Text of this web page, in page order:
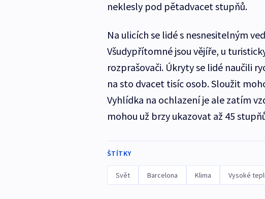
neklesly pod pětadvacet stupňů.
Na ulicích se lidé s nesnesitelným
Všudypřítomné jsou vějíře, u
rozprašovači. Úkryty se lidé naučili
na sto dvacet tisíc osob. Sloužit
Vyhlídka na ochlazení je ale zatím
mohou už brzy ukazovat až 45
ŠTÍTKY
Svět Barcelona Klima Vysoké